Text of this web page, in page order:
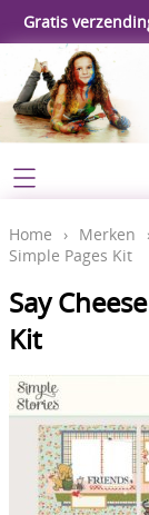
Gratis
Webshop
Koopjeshoek
Workshop
Lijm - Tape -
Papier -
Kaarten
Home
Contact
Mijn account
Video's
Blog
Home › Merken
Simple Pages Kit
Say
Kit